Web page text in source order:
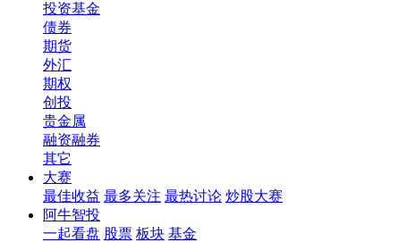
投资基金
债券
期货
外汇
期权
创投
贵金属
融资融券
其它
大赛
最佳收益 最多关注 最热讨论 炒股大赛
阿牛智投
一起看盘 股票 板块 基金